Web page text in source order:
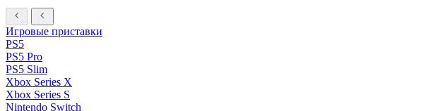
Игровые приставки
PS5
PS5 Pro
PS5 Slim
Xbox Series X
Xbox Series S
Nintendo Switch